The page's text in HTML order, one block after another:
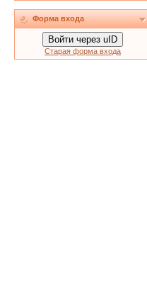
Форма входа
Войти через uID
Старая форма входа